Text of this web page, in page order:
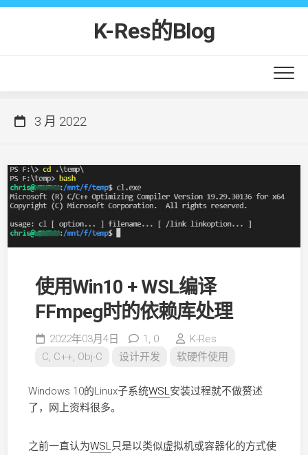
Skip
K-Res的Blog
3 月 2022
使用Win10 + WSL编译
FFmpeg时的依赖库处理
2022年03月4日 1, 0
K-Res
C, C++, Obj-C
设计开发 软硬件使用
Windows 10的Linux子系统WSL安装过程就不做赘述
了，网上资料很多。
之前一直认为WSL只是以类似虚拟机或容器化的方式使